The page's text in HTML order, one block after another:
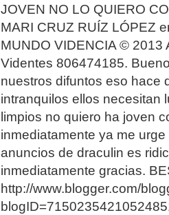
JOVEN NO LO QUIERO
MARI CRUZ RUÍZ LÓPEZ
MUNDO VIDENCIA © 2013
Videntes 806474185.
nuestros difuntos eso hace
intranquilos ellos necesitan
limpios no quiero ha joven
inmediatamente ya me
anuncios de draculin es
inmediatamente gracias.
http://www.blogger.com/